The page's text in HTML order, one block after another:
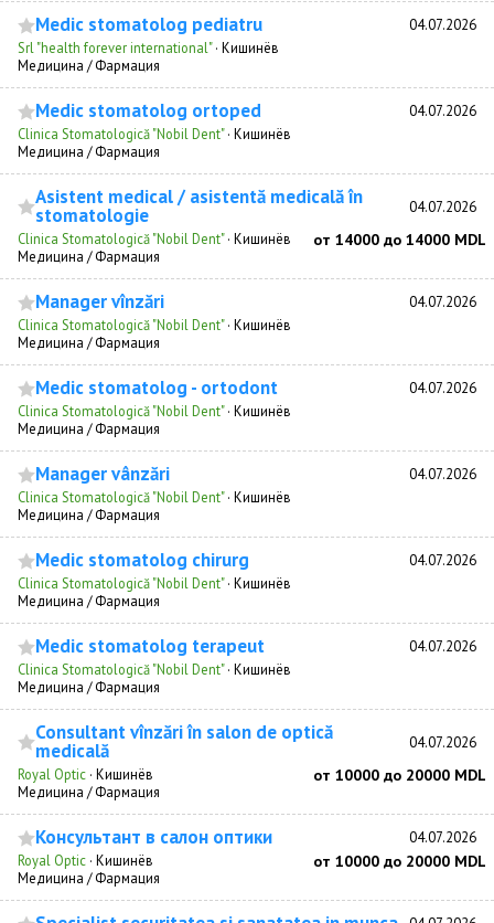
Medic stomatolog pediatru 04.07.2026
Srl "health forever international"· Кишинёв
Медицина / Фармация
Medic stomatolog ortoped 04.07.2026
Clinica Stomatologică "Nobil Dent"· Кишинёв
Медицина / Фармация
Asistent medical / asistentă medicală în
stomatologie 04.07.2026
Clinica Stomatologică "Nobil Dent"· Кишинёв от 14000 до 14000 MDL
Медицина / Фармация
Manager vînzări 04.07.2026
Clinica Stomatologică "Nobil Dent"· Кишинёв
Медицина / Фармация
Medic stomatolog - ortodont 04.07.2026
Clinica Stomatologică "Nobil Dent"· Кишинёв
Медицина / Фармация
Manager vânzări 04.07.2026
Clinica Stomatologică "Nobil Dent"· Кишинёв
Медицина / Фармация
Medic stomatolog chirurg 04.07.2026
Clinica Stomatologică "Nobil Dent"· Кишинёв
Медицина / Фармация
Medic stomatolog terapeut 04.07.2026
Clinica Stomatologică "Nobil Dent"· Кишинёв
Медицина / Фармация
Consultant vînzări în salon de optică
medicală 04.07.2026
Royal Optic · Кишинёв от 10000 до 20000 MDL
Медицина / Фармация
Консультант в салон оптики 04.07.2026
Royal Optic · Кишинёв от 10000 до 20000 MDL
Медицина / Фармация